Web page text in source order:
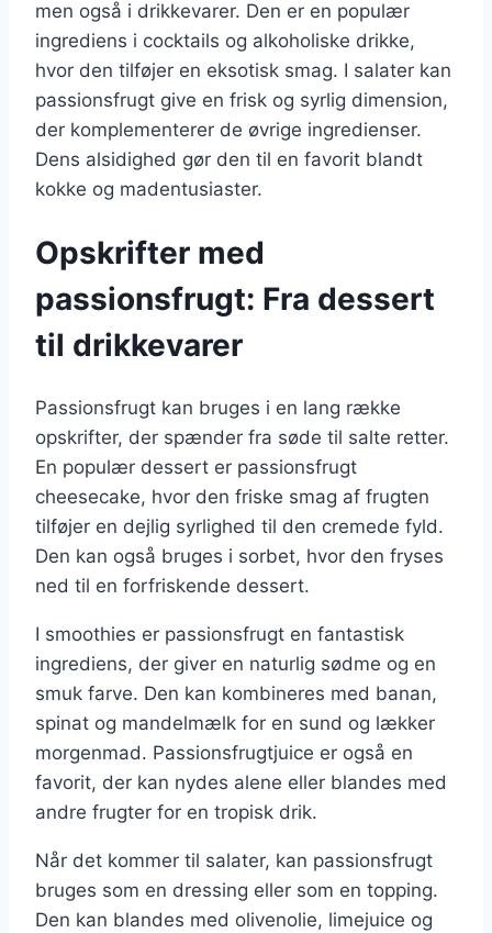
men også i drikkevarer. Den er en populær
ingrediens i cocktails og alkoholiske drikke,
hvor den tilføjer en eksotisk smag. I salater kan
passionsfrugt give en frisk og syrlig dimension,
der komplementerer de øvrige ingredienser.
Dens alsidighed gør den til en favorit blandt
kokke og madentusiaster.
Opskrifter med
passionsfrugt: Fra dessert
til drikkevarer
Passionsfrugt kan bruges i en lang række
opskrifter, der spænder fra søde til salte retter.
En populær dessert er passionsfrugt
cheesecake, hvor den friske smag af frugten
tilføjer en dejlig syrlighed til den cremede fyld.
Den kan også bruges i sorbet, hvor den fryses
ned til en forfriskende dessert.
I smoothies er passionsfrugt en fantastisk
ingrediens, der giver en naturlig sødme og en
smuk farve. Den kan kombineres med banan,
spinat og mandelmælk for en sund og lækker
morgenmad. Passionsfrugtjuice er også en
favorit, der kan nydes alene eller blandes med
andre frugter for en tropisk drik.
Når det kommer til salater, kan passionsfrugt
bruges som en dressing eller som en topping.
Den kan blandes med olivenolie, limejuice og